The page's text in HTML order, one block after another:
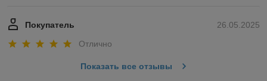
26.05.2025
Покупатель
Отлично
Показать все отзывы